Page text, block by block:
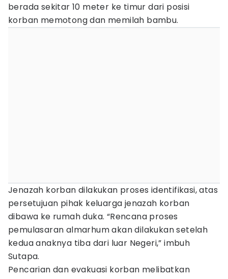
berada sekitar 10 meter ke timur dari posisi
korban memotong dan memilah bambu.
Jenazah korban dilakukan proses identifikasi, atas
persetujuan pihak keluarga jenazah korban
dibawa ke rumah duka. “Rencana proses
pemulasaran almarhum akan dilakukan setelah
kedua anaknya tiba dari luar Negeri,” imbuh
Sutapa.
Pencarian dan evakuasi korban melibatkan